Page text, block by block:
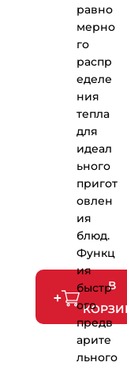
В
равно
мерно
го
распр
еделе
ния
тепла
для
идеал
ьного
пригот
овлен
ия
блюд.
Функц
ия
быстр
ого
предв
арите
льного